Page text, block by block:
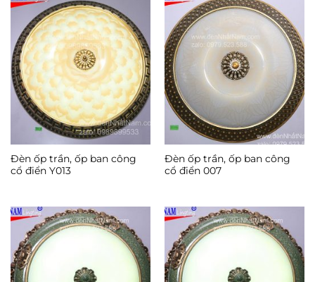
Đèn ốp trần, ốp ban công
cổ điển Y013
Đèn ốp trần, ốp ban công
cổ điển 007